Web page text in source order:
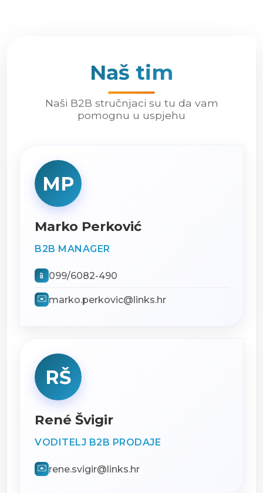
Naš tim
Naši B2B stručnjaci su tu da vam
pomognu u uspjehu
MP
Marko Perković
B2B MANAGER
📱 099/6082-490
✉️ marko.perkovic@links.hr
RŠ
René Švigir
VODITELJ B2B PRODAJE
✉️ rene.svigir@links.hr